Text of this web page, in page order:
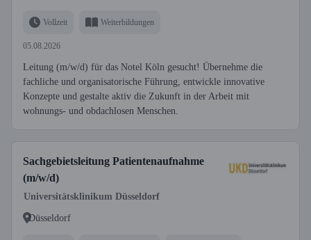
Vollzeit Weiterbildungen
05.08.2026
Leitung (m/w/d) für das Notel Köln gesucht! Übernehme die
fachliche und organisatorische Führung, entwickle innovative
Konzepte und gestalte aktiv die Zukunft in der Arbeit mit
wohnungs- und obdachlosen Menschen.
Sachgebietsleitung Patientenaufnahme
(m/w/d)
Universitätsklinikum Düsseldorf
Düsseldorf